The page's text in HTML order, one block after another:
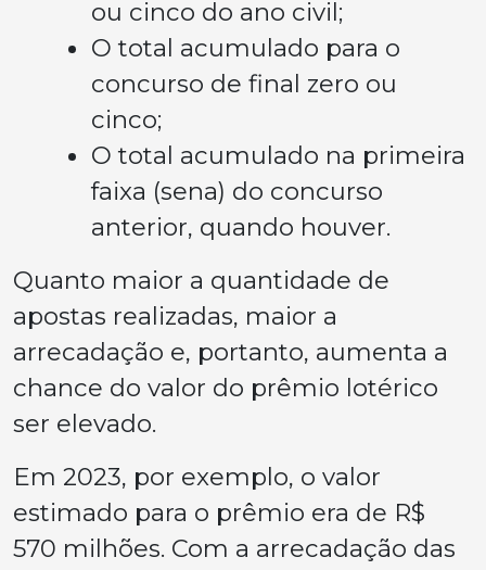
ou cinco do ano civil;
O total acumulado para o
concurso de final zero ou
cinco;
O total acumulado na primeira
faixa (sena) do concurso
anterior, quando houver.
Quanto maior a quantidade de
apostas realizadas, maior a
arrecadação e, portanto, aumenta a
chance do valor do prêmio lotérico
ser elevado.
Em 2023, por exemplo, o valor
estimado para o prêmio era de R$
570 milhões. Com a arrecadação das